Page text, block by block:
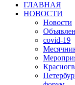
ГЛАВНАЯ
НОВОСТИ
Новости
covid-19